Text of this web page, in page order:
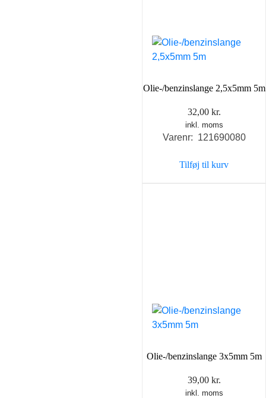
Olie-/benzinslange 2,5x5mm 5m
32,00 kr.
inkl. moms
Varenr: 121690080
Tilføj til kurv
Olie-/benzinslange 3x5mm 5m
39,00 kr.
inkl. moms